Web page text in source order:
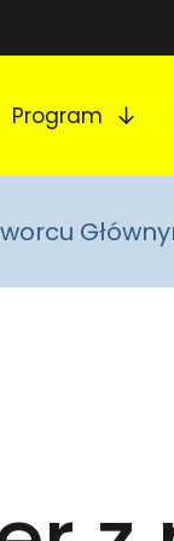
Program